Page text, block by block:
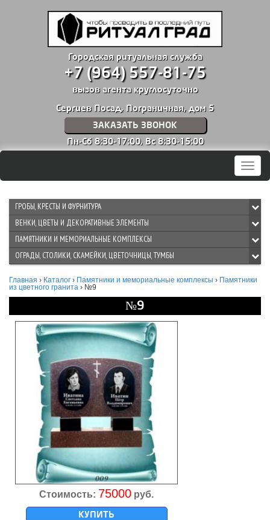
Городская ритуальная служба
+7 (964) 557-81-75
вызов агента круглосуточно
Сергиев Посад, Пограничная, дом 5
ЗАКАЗАТЬ ЗВОНОК
Пн-Сб 8:30-17:00, Вс 8:30-15:00
Меню
ГРОБЫ, КРЕСТЫ И ФУРНИТУРА
ВЕНКИ, ЦВЕТЫ И ДЕКОРАТИВНЫЕ ЭЛЕМЕНТЫ
ПАМЯТНИКИ И МЕМОРИАЛЬНЫЕ КОМПЛЕКСЫ
ОГРАДЫ, СТОЛИКИ, СКАМЕЙКИ, ЦВЕТОЧНИЦЫ, ТУМБЫ
Главная › Каталог › Памятники и мемориальные комплексы › Памятники
из цветного гранита › №9
№9
Стоимость: 75000 руб.
КУПИТЬ